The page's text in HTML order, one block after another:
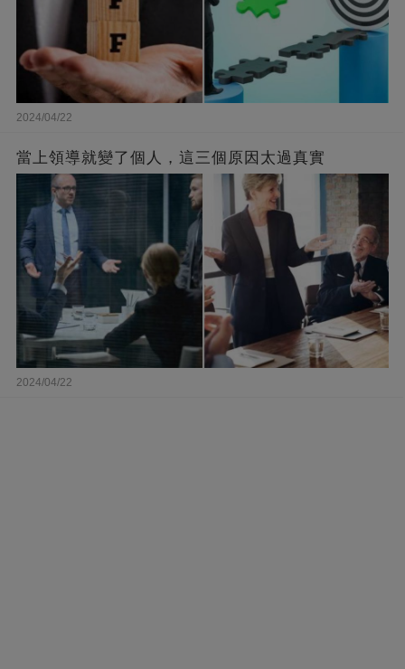
2024/04/22
當上領導就變了個人，這三個原因太過真實
2024/04/22